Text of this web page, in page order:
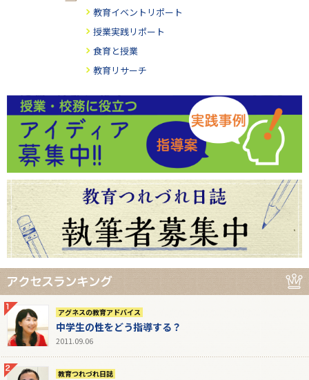
教育イベントリポート
授業実践リポート
食育と授業
教育リサーチ
アグネスの教育アドバイス
中学生の性をどう指導する？
2011.09.06
教育つれづれ日誌